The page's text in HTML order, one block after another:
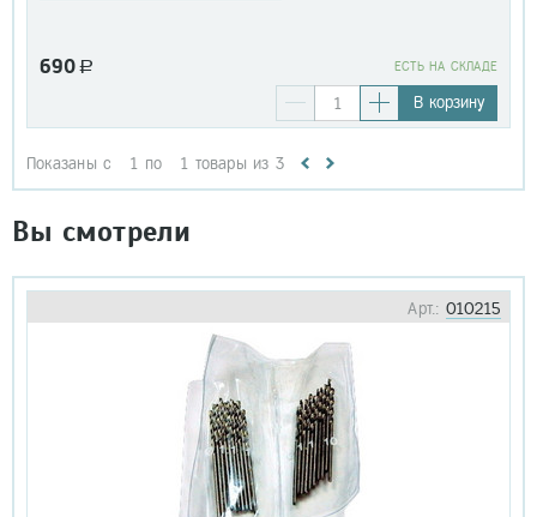
690 a EСТЬ НА СКЛАДЕ
В корзину
Показаны с 1 по 1 товары из 3
Вы смотрели
Арт.: 010215